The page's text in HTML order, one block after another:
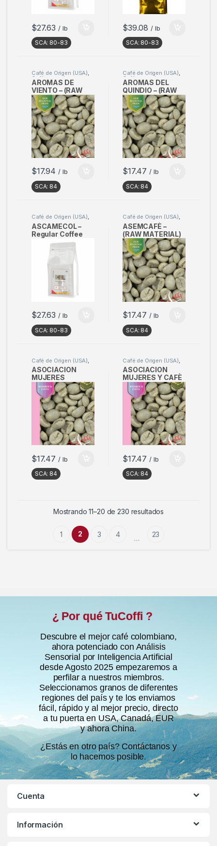
$27.63 / lb
SCA: 80-83
$39.08 / lb
SCA: 80-83
Café de Origen (USA),
Café en verde
AROMAS DE
VIENTO – (RAW
MATERIAL)
Sample 2kg
$17.94 / lb
SCA: 84
Café de Origen (USA),
Café en verde
AROMAS DEL
QUINDIO – (RAW
MATERIAL)
Sample 2kg
$17.47 / lb
SCA: 84
Café de Origen (USA),
Café Tostado
ASCAMECOL –
Regular Coffee
500g (17oz) –
(Pack of 3)
$27.63 / lb
SCA: 80-83
Café de Origen (USA),
Café en verde
ASEMCAFÈ –
(RAW MATERIAL)
Sample 2kg
$17.47 / lb
SCA: 84
Café de Origen (USA)
Café en verde
ASOCIACION
MUJERES
CAFETERAS –
(RAW MATERIAL)
Sample 2kg
$17.47 / lb
SCA: 84
Café de Origen (USA)
Café en verde
ASOCIACION
MUJERES Y CAFÈ
– (RAW
MATERIAL)
Sample 2 kg
$17.47 / lb
SCA: 84
Mostrando 11–20 de 230 resultados
1 2 3 4 … 23
¿ Por qué TuCoffi ?
Descubre el mejor café colombiano,
ahora potenciado con Análisis
Sensorial por Inteligencia Artificial
desde Agosto 2025 empezaremos a
perfilar a nuestros miembros.
Seleccionamos granos de diferentes
regiones del país y te los enviamos
fácil, rápido y al mejor precio, directo
a tu puerta en USA, Canadá, EUR
y ahora China.
¿Estás en otro país? Contáctanos y
lo hacemos posible.
Cuenta
Información